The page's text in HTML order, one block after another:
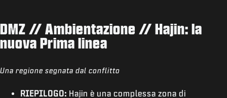
DMZ // Ambientazione // Hajin: la
nuova Prima linea
Una regione segnata dal conflitto
RIEPILOGO: Hajin è una complessa zona di